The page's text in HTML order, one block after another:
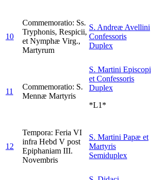
10
Commemoratio: Ss.
Tryphonis, Respicii,
et Nymphæ Virg.,
Martyrum
S. Andreæ Avellini
Confessoris
Duplex
11
Commemoratio: S.
Mennæ Martyris
S. Martini Episcopi
et Confessoris
Duplex
*L1*
12
Tempora: Feria VI
infra Hebd V post
Epiphaniam III.
Novembris
S. Martini Papæ et
Martyris
Semiduplex